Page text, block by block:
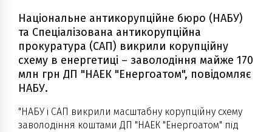
Національне антикорупційне бюро (НАБУ)
та Спеціалізована антикорупційна
прокуратура (САП) викрили корупційну
схему в енергетиці – заволодіння майже 170
млн грн ДП "НАЕК "Енергоатом", повідомляє
НАБУ.
"НАБУ і САП викрили масштабну корупційну схему
заволодіння коштами ДП "НАЕК "Енергоатом" під